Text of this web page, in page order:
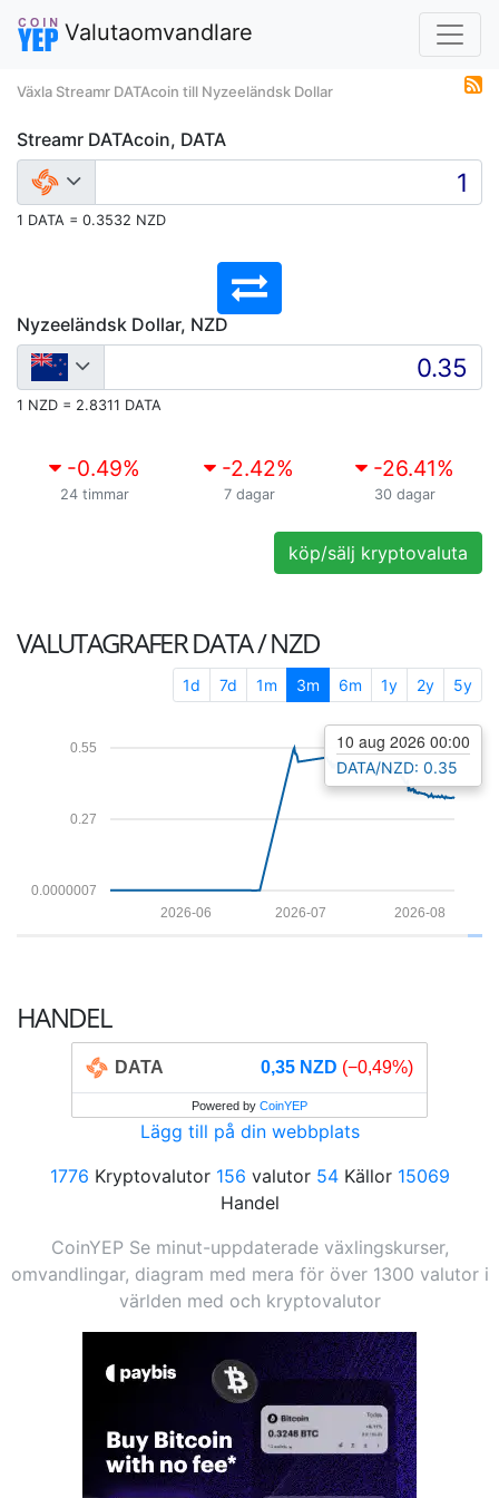
Valutaomvandlare
Växla Streamr DATAcoin till Nyzeeländsk Dollar
Streamr DATAcoin, DATA
1 DATA = 0.3532 NZD
Nyzeeländsk Dollar, NZD
1 NZD = 2.8311 DATA
-0.49%
24 timmar
-2.42%
7 dagar
-26.41%
30 dagar
köp/sälj kryptovaluta
VALUTAGRAFERDATA / NZD
1d 7d 1m 3m 6m 1y 2y 5y
0.0000007
0.27
0.55
2026-08
2026-07
2026-06
10 aug 2026 00:00
DATA/NZD: 0.35
HANDEL
DATA 0,35 NZD (−0,49%)
Powered by CoinYEP
Lägg till på din webbplats
1776 Kryptovalutor 156 valutor 54Källor 15069
Handel
CoinYEP Se minut-uppdaterade växlingskurser,
omvandlingar, diagram med mera för över 1300 valutor i
världen med och kryptovalutor